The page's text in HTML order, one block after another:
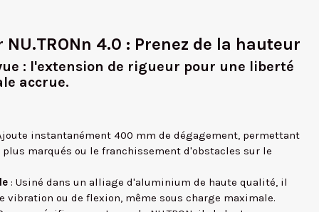
4.0 : Prenez de la hauteur
: l'extension de rigueur pour une liberté
accrue.
instantanément 400 mm de dégagement, permettant
marqués ou le franchissement d'obstacles sur le
: Usiné dans un alliage d'aluminium de haute qualité, il
vibration ou de flexion, même sous charge maximale.